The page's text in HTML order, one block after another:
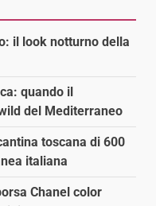
il look notturno della
quando il
del Mediterraneo
toscana di 600
italiana
Chanel color